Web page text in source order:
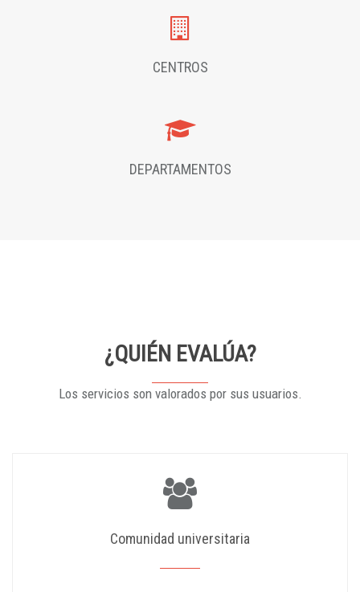
CENTROS
DEPARTAMENTOS
¿QUIÉN EVALÚA?
Los servicios son valorados por sus usuarios.
Comunidad universitaria